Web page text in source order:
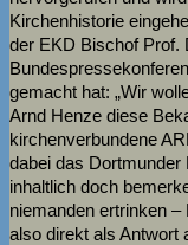
Kirchenhistorie
der EKD Bischof Prof.
gemacht hat: „Wir
Arnd Henze diese
kirchenverbundene
dabei das Dortmunder
inhaltlich doch
niemanden ertrinken
also direkt als Antwort